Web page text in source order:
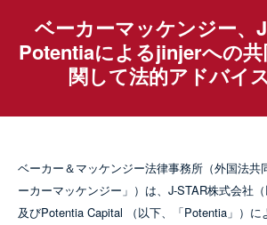
ベーカーマッケンジー、
Potentiaによるjinjerへの共
関して法的アドバイ
ベーカー＆マッケンジー法律事務所（外国法共
ーカーマッケンジー」）は、J-STAR株式会社（
及びPotentia Capital （以下、「Potentia」）に